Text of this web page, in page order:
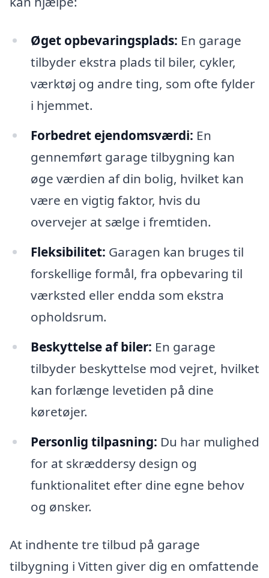
Øget opbevaringsplads: En garage
tilbyder ekstra plads til biler, cykler,
værktøj og andre ting, som ofte fylder
i hjemmet.
Forbedret ejendomsværdi: En
gennemført garage tilbygning kan
øge værdien af din bolig, hvilket kan
være en vigtig faktor, hvis du
overvejer at sælge i fremtiden.
Fleksibilitet: Garagen kan bruges til
forskellige formål, fra opbevaring til
værksted eller endda som ekstra
opholdsrum.
Beskyttelse af biler: En garage
tilbyder beskyttelse mod vejret, hvilket
kan forlænge levetiden på dine
køretøjer.
Personlig tilpasning: Du har mulighed
for at skræddersy design og
funktionalitet efter dine egne behov
og ønsker.
At indhente tre tilbud på garage
tilbygning i Vitten giver dig en omfattende